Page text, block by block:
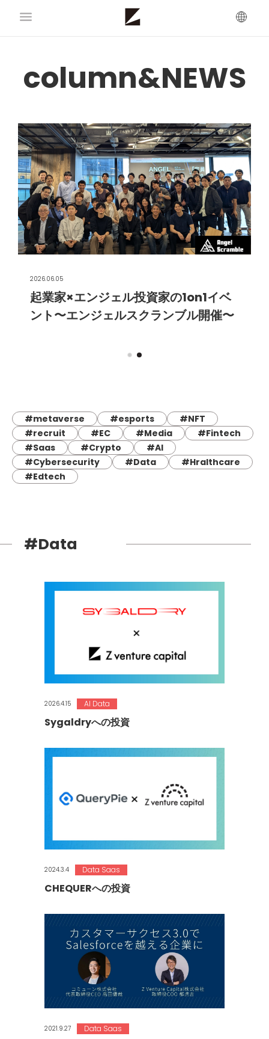
column&NEWS
2026.06.05
起業家×エンジェル投資家の1on1イベ
ント〜エンジェルスクランブル開催〜
#metaverse #esports
#NFT
#recruit
#EC #Media
#Fintech
#Saas
#Crypto
#AI
#Cybersecurity
#Data
#Hralthcare
#Edtech
#Data
2026.4.15 AI Data
Sygaldryへの投資
2024.3.4 Data Saas
CHEQUERへの投資
2021.9.27 Data Saas